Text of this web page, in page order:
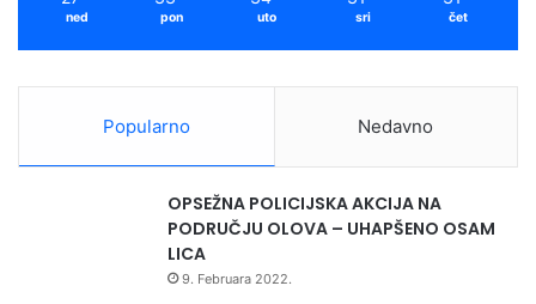
spomen ploči u
šehidskom mezarju u
Solunu
ned pon uto sri čet
Popularno Nedavno
OPSEŽNA POLICIJSKA AKCIJA NA
PODRUČJU OLOVA – UHAPŠENO OSAM
LICA
9. Februara 2022.